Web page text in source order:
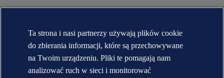
O DNV
Kariera
Raporty roczne [English]
KONTAKT:
Ta strona i nasi partnerzy używają plików cookie
do zbierania informacji, które są przechowywane
na Twoim urządzeniu. Pliki te pomagają nam
analizować ruch w sieci i monitorować